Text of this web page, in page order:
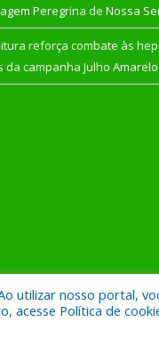
Peregrina de Nossa
reforça combate às
da campanha Julho Amarelo
utilizar nosso portal,
acesse Política de